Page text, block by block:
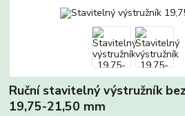
Ruční stavitelný výstružník
19,75-21,50 mm